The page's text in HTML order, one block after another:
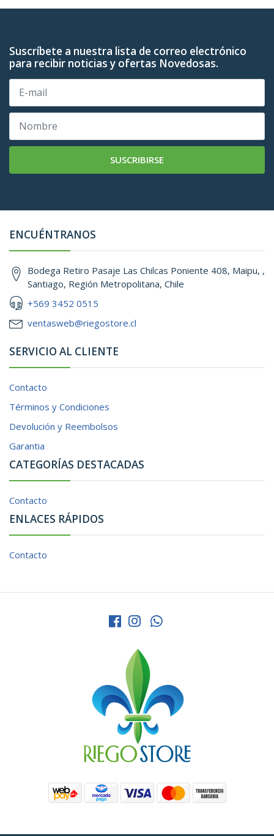
Suscríbete a nuestra lista de correo electrónico
para recibir noticias y ofertas Novedosas.
SUSCRIBIRSE
ENCUÉNTRANOS
Bodega Retiro Pasaje Las Chilcas Poniente 408, Maipu, ,
Santiago, Región Metropolitana, Chile
+569 3452 0515
ventasweb@riegostore.cl
SERVICIO AL CLIENTE
Contacto
Términos y Condiciones
Devolución y Reembolsos
Garantia
CATEGORÍAS DESTACADAS
Contacto
ENLACES RÁPIDOS
Contacto